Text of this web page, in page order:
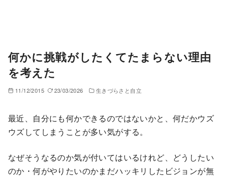
何かに挑戦がしたくてたまらない理由
を考えた
11/12/2015 23/03/2026 生きづらさと自立
最近、自分にも何かできるのではないかと、何だかウズ
ウズしてしまうことが多い気がする。
なぜそうなるのか気が付いてはいるけれど、どうしたい
のか・何がやりたいのかまだハッキリしたビジョンが無